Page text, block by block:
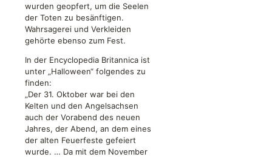
wurden geopfert, um die Seelen
der Toten zu besänftigen.
Wahrsagerei und Verkleiden
gehörte ebenso zum Fest.
In der Encyclopedia Britannica ist
unter „Halloween“ folgendes zu
finden:
„Der 31. Oktober war bei den
Kelten und den Angelsachsen
auch der Vorabend des neuen
Jahres, der Abend, an dem eines
der alten Feuerfeste gefeiert
wurde. … Da mit dem November